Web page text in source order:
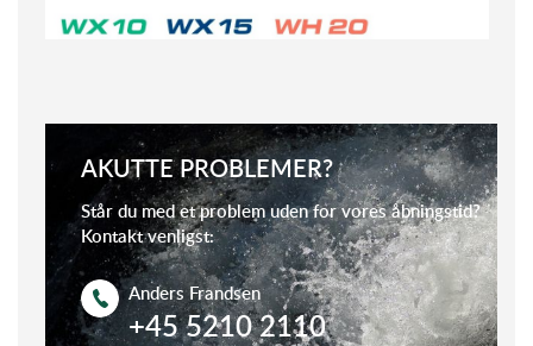
AKUTTE PROBLEMER?
Står du med et problem uden for vores åbningstid?
Kontakt venligst:
Anders Frandsen
+45 5210 2110